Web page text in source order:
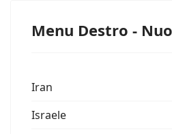
Menu Destro -
Iran
Israele